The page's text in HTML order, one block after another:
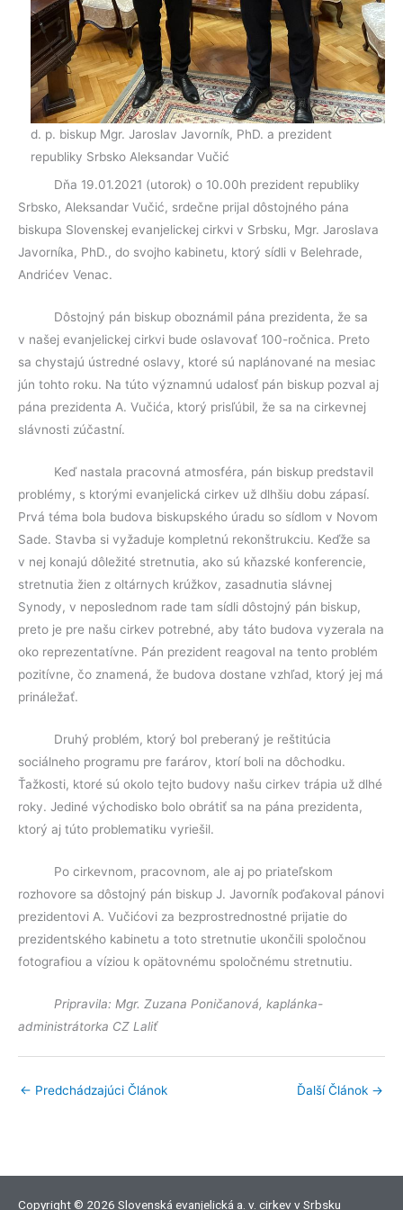
d. p. biskup Mgr. Jaroslav Javorník, PhD. a prezident
republiky Srbsko Aleksandar Vučić
Dňa 19.01.2021 (utorok) o 10.00h prezident republiky
Srbsko, Aleksandar Vučić, srdečne prijal dôstojného pána
biskupa Slovenskej evanjelickej cirkvi v Srbsku, Mgr. Jaroslava
Javorníka, PhD., do svojho kabinetu, ktorý sídli v Belehrade,
Andrićev Venac.
Dôstojný pán biskup oboznámil pána prezidenta, že sa
v našej evanjelickej cirkvi bude oslavovať 100-ročnica. Preto
sa chystajú ústredné oslavy, ktoré sú naplánované na mesiac
jún tohto roku. Na túto významnú udalosť pán biskup pozval aj
pána prezidenta A. Vučića, ktorý prisľúbil, že sa na cirkevnej
slávnosti zúčastní.
Keď nastala pracovná atmosféra, pán biskup predstavil
problémy, s ktorými evanjelická cirkev už dlhšiu dobu zápasí.
Prvá téma bola budova biskupského úradu so sídlom v Novom
Sade. Stavba si vyžaduje kompletnú rekonštrukciu. Keďže sa
v nej konajú dôležité stretnutia, ako sú kňazské konferencie,
stretnutia žien z oltárnych krúžkov, zasadnutia slávnej
Synody, v neposlednom rade tam sídli dôstojný pán biskup,
preto je pre našu cirkev potrebné, aby táto budova vyzerala na
oko reprezentatívne. Pán prezident reagoval na tento problém
pozitívne, čo znamená, že budova dostane vzhľad, ktorý jej má
prináležať.
Druhý problém, ktorý bol preberaný je reštitúcia
sociálneho programu pre farárov, ktorí boli na dôchodku.
Ťažkosti, ktoré sú okolo tejto budovy našu cirkev trápia už dlhé
roky. Jediné východisko bolo obrátiť sa na pána prezidenta,
ktorý aj túto problematiku vyriešil.
Po cirkevnom, pracovnom, ale aj po priateľskom
rozhovore sa dôstojný pán biskup J. Javorník poďakoval pánovi
prezidentovi A. Vučićovi za bezprostrednostné prijatie do
prezidentského kabinetu a toto stretnutie ukončili spoločnou
fotografiou a víziou k opätovnému spoločnému stretnutiu.
Pripravila: Mgr. Zuzana Poničanová, kaplánka-
administrátorka CZ Laliť
← Predchádzajúci Článok Ďalší Článok →
Copyright © 2026 Slovenská evanjelická a. v. cirkev v Srbsku